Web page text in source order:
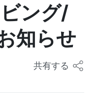
ング/
知らせ
共有する